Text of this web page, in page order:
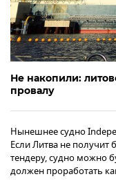
Не накопили:
провалу
Нынешнее судно
Если Литва не
тендеру, судно можно
должен проработать